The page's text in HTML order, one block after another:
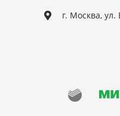
г. Москва,